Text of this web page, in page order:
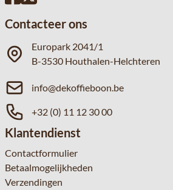
Contacteer ons
Europark 2041/1
B-3530 Houthalen-Helchteren
info@dekoffieboon.be
+32 (0) 11 12 30 00
Klantendienst
Contactformulier
Betaalmogelijkheden
Verzendingen